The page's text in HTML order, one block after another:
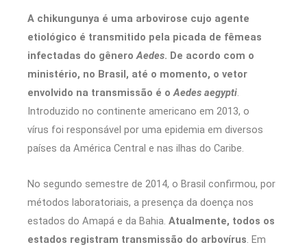
A chikungunya é uma arbovirose cujo agente
etiológico é transmitido pela picada de fêmeas
infectadas do gêneroAedes. De acordo com o
ministério, no Brasil, até o momento, o vetor
envolvido na transmissão é oAedes aegypti.
Introduzido no continente americano em 2013, o
vírus foi responsável por uma epidemia em diversos
países da América Central e nas ilhas do Caribe.
No segundo semestre de 2014, o Brasil confirmou, por
métodos laboratoriais, a presença da doença nos
estados do Amapá e da Bahia. Atualmente, todos os
estados registram transmissão do arbovírus. Em